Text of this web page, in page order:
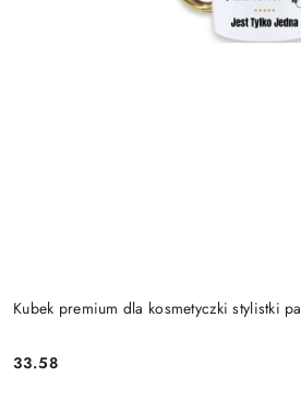
Kubek premium dla kosmetyczki stylistki
Cena:
33.58